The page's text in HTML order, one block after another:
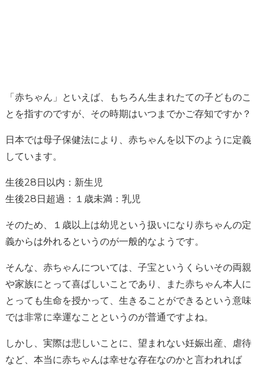
「赤ちゃん」といえば、もちろん生まれたての子どものこ
とを指すのですが、その時期はいつまでかご存知ですか？
日本では母子保健法により、赤ちゃんを以下のように定義
しています。
生後28日以内：新生児
生後28日超過：１歳未満：乳児
そのため、１歳以上は幼児という扱いになり赤ちゃんの定
義からは外れるというのが一般的なようです。
そんな、赤ちゃんについては、子宝というくらいその両親
や家族にとって喜ばしいことであり、また赤ちゃん本人に
とっても生命を授かって、生きることができるという意味
では非常に幸運なことというのが普通ですよね。
しかし、実際は悲しいことに、望まれない妊娠出産、虐待
など、本当に赤ちゃんは幸せな存在なのかと言われれば